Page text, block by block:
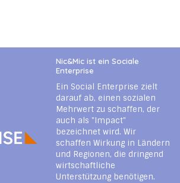
Nic&Mic ist ein Sociale
Enterprise
Ein Social Enterprise zielt
darauf ab, einen sozialen
Mehrwert zu schaffen, der
auch als "Impact"
bezeichnet wird. Wir
schaffen Wirkung in Ländern
und Regionen, die dringend
wirtschaftliche
Unterstützung benötigen.